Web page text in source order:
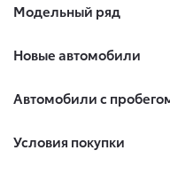
Модельный ряд
Новые автомобили
Автомобили с
Условия покупки